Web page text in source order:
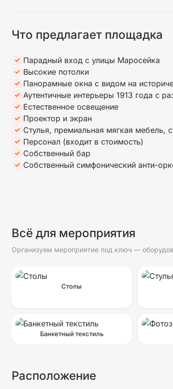
Что предлагает площадка
Парадный вход с улицы Маросейка
Высокие потолки
Панорамные окна с видом на
Аутентичные интерьеры 1913 года с
Естественное освещение
Проектор и экран
Стулья, премиальная мягкая мебель,
Персонал (входит в стоимость)
Собственный бар
Собственный симфонический анти-
Всё для мероприятия
Организуем мероприятие под ключ —
Столы
Банкетный текстиль
Расположение